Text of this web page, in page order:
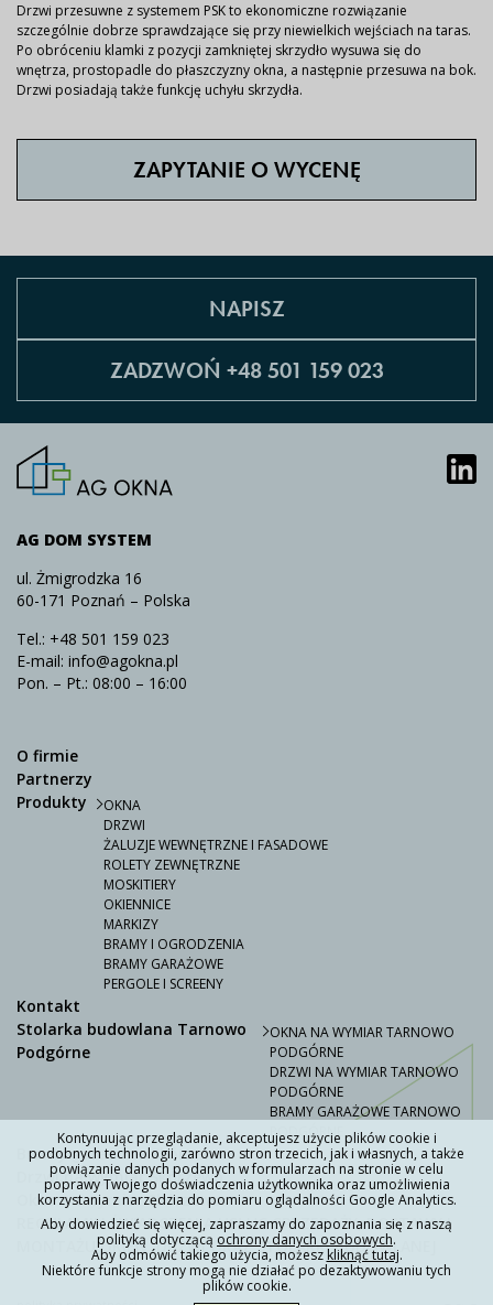
Drzwi przesuwne z systemem PSK to ekonomiczne rozwiązanie
szczególnie dobrze sprawdzające się przy niewielkich wejściach na taras.
Po obróceniu klamki z pozycji zamkniętej skrzydło wysuwa się do
wnętrza, prostopadle do płaszczyzny okna, a następnie przesuwa na bok.
Drzwi posiadają także funkcję uchyłu skrzydła.
ZAPYTANIE O WYCENĘ
NAPISZ
ZADZWOŃ +48 501 159 023
AG DOM SYSTEM
ul. Żmigrodzka 16
60-171 Poznań – Polska
Tel.: +48 501 159 023
E-mail: info@agokna.pl
Pon. – Pt.: 08:00 – 16:00
O firmie
Partnerzy
Produkty
OKNA
DRZWI
ŻALUZJE WEWNĘTRZNE I FASADOWE
ROLETY ZEWNĘTRZNE
MOSKITIERY
OKIENNICE
MARKIZY
BRAMY I OGRODZENIA
BRAMY GARAŻOWE
PERGOLE I SCREENY
Kontakt
Stolarka budowlana Tarnowo
Podgórne
OKNA NA WYMIAR TARNOWO
PODGÓRNE
DRZWI NA WYMIAR TARNOWO
PODGÓRNE
BRAMY GARAŻOWE TARNOWO
PODGÓRNE
Bramy garażowe Skórzewo
Drzwi na wymiar Skórzewo
Okna na wymiar Skórzewo
REGULAMIN ŚWIADCZENIA USŁUG SPRZEDAŻY, DOSTAWY I
MONTAŻU OKIEN, DRZWI ORAZ STOLARKI BUDOWLANEJ
Kontynuując przeglądanie, akceptujesz użycie plików cookie i
podobnych technologii, zarówno stron trzecich, jak i własnych, a także
powiązanie danych podanych w formularzach na stronie w celu
poprawy Twojego doświadczenia użytkownika oraz umożliwienia
korzystania z narzędzia do pomiaru oglądalności Google Analytics.
Aby dowiedzieć się więcej, zapraszamy do zapoznania się z naszą
polityką dotyczącą ochrony danych osobowych.
Aby odmówić takiego użycia, możesz kliknąć tutaj.
Niektóre funkcje strony mogą nie działać po dezaktywowaniu tych
plików cookie.